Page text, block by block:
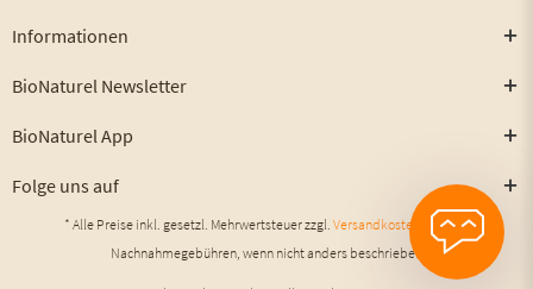
Informationen
BioNaturel Newsletter
BioNaturel App
Folge uns auf
* Alle Preise inkl. gesetzl. Mehrwertsteuer zzgl. Versandkosten
und ggf.
Nachnahmegebühren, wenn nicht anders beschrieben